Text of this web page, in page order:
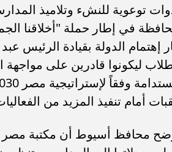
توعوية للنشء وتلاميذ
في إطار حملة "أخلاقنا
إهتمام الدولة بقيادة الرئيس
ليكونوا قادرين على مواجهة
أمام تنفيذ المزيد من
محافظ أسيوط أن مكتبة مصر
صحفية.. التحقيقات
النقل الذكي
جنازة